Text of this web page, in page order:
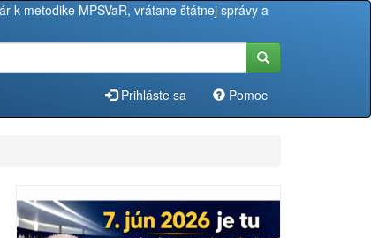
k metodike MPSVaR, vrátane štátnej správy a
Prihláste sa Pomoc